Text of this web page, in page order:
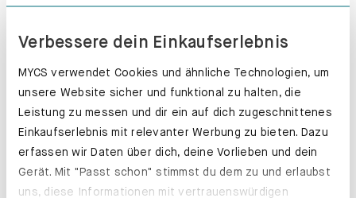
Verbessere dein Einkaufserlebnis
MYCS verwendet Cookies und ähnliche Technologien, um
unsere Website sicher und funktional zu halten, die
Leistung zu messen und dir ein auf dich zugeschnittenes
Einkaufserlebnis mit relevanter Werbung zu bieten. Dazu
erfassen wir Daten über dich, deine Vorlieben und dein
Gerät. Mit "Passt schon" stimmst du dem zu und erlaubst
uns, diese Informationen mit vertrauenswürdigen
Wunschdesign noch
nicht gefunden?
In unserem Online Konfigurator
kannst du dir dein Sideboard oder
deinen Hängeschrank ganz einfach
selbst designen.
JETZT TRAUMMÖBEL KREIEREN